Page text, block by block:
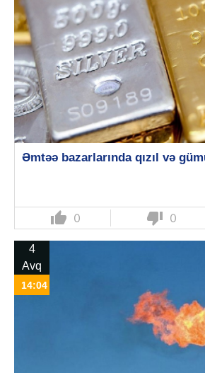
Əmtəə bazarlarında qızıl və
thumb_up 0 thumb_down 0
4
Avq
14:04